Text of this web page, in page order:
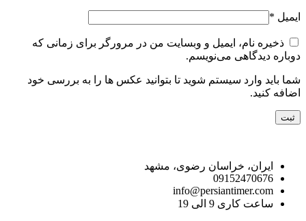
ایمیل *
ذخیره نام، ایمیل و وبسایت من در مرورگر برای زمانی که
دوباره دیدگاهی می‌نویسم.
شما باید وارد سیستم شوید تا بتوانید عکس ها را به بررسی خود
اضافه کنید.
ایران، خراسان رضوی، مشهد
09152470676
info@persiantimer.com
ساعت کاری 9 الی 19